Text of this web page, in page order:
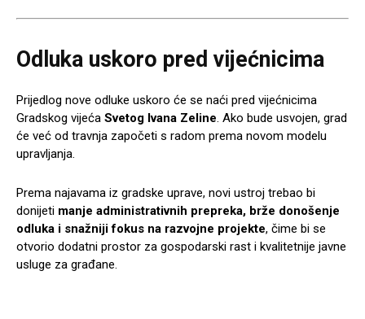
Odluka uskoro pred vijećnicima
Prijedlog nove odluke uskoro će se naći pred vijećnicima
Gradskog vijeća Svetog Ivana Zeline. Ako bude usvojen, grad
će već od travnja započeti s radom prema novom modelu
upravljanja.
Prema najavama iz gradske uprave, novi ustroj trebao bi
donijeti manje administrativnih prepreka, brže donošenje
odluka i snažniji fokus na razvojne projekte, čime bi se
otvorio dodatni prostor za gospodarski rast i kvalitetnije javne
usluge za građane.